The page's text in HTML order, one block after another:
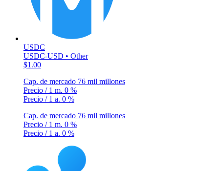
USDC
USDC-USD • Other
$1.00
Cap. de mercado 76 mil millones
Precio / 1 m. 0 %
Precio / 1 a. 0 %
Cap. de mercado 76 mil millones
Precio / 1 m. 0 %
Precio / 1 a. 0 %